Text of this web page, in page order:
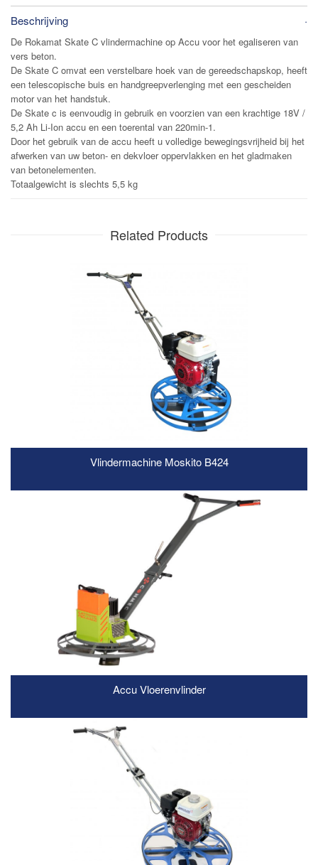
Beschrijving
De Rokamat Skate C vlindermachine op Accu voor het egaliseren van
vers beton.
De Skate C omvat een verstelbare hoek van de gereedschapskop, heeft
een telescopische buis en handgreepverlenging met een gescheiden
motor van het handstuk.
De Skate c is eenvoudig in gebruik en voorzien van een krachtige 18V /
5,2 Ah Li-Ion accu en een toerental van 220min-1.
Door het gebruik van de accu heeft u volledige bewegingsvrijheid bij het
afwerken van uw beton- en dekvloer oppervlakken en het gladmaken
van betonelementen.
Totaalgewicht is slechts 5,5 kg
Related Products
Vlindermachine Moskito B424
Accu Vloerenvlinder